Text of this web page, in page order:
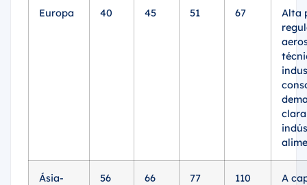
Europa 40 45 51 67
Alta
Ásia-
56 66 77 110
A